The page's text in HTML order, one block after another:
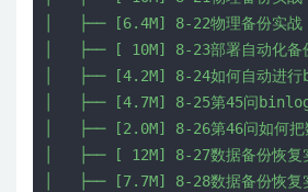
│   ├── [6.4M] 8-22物理备份实战
│   ├── [ 10M] 8-23部署自动化备
│   ├── [4.2M] 8-24如何自动进行
│   ├── [4.7M] 8-25第45问binlog
│   ├── [2.0M] 8-26第46问如何把
│   ├── [ 12M] 8-27数据备份恢复
│   ├── [7.7M] 8-28数据备份恢复